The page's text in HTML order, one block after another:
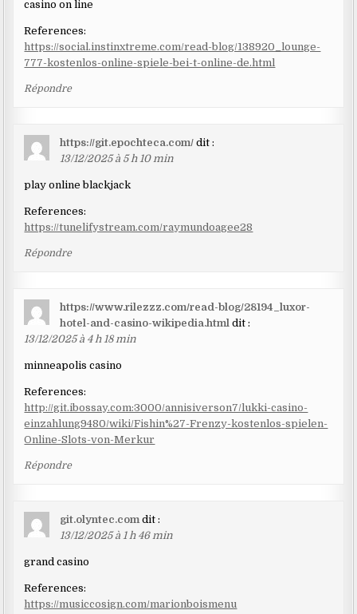
casino on line
References:
https://social.instinxtreme.com/read-blog/138920_lounge-
777-kostenlos-online-spiele-bei-t-online-de.html
Répondre
https://git.epochteca.com/ dit :
13/12/2025 à 5 h 10 min
play online blackjack
References:
https://tunelifystream.com/raymundoagee28
Répondre
https://www.rilezzz.com/read-blog/28194_luxor-
hotel-and-casino-wikipedia.html dit :
13/12/2025 à 4 h 18 min
minneapolis casino
References:
http://git.ibossay.com:3000/annisiverson7/lukki-casino-
einzahlung9480/wiki/Fishin%27-Frenzy-kostenlos-spielen-
Online-Slots-von-Merkur
Répondre
git.olyntec.com dit :
13/12/2025 à 1 h 46 min
grand casino
References:
https://musiccosign.com/marionboismenu